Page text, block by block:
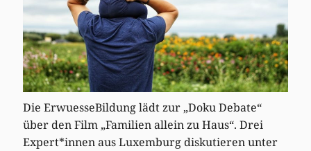
Die ErwuesseBildung lädt zur „Doku Debate“
über den Film „Familien allein zu Haus“. Drei
Expert*innen aus Luxemburg diskutieren unter